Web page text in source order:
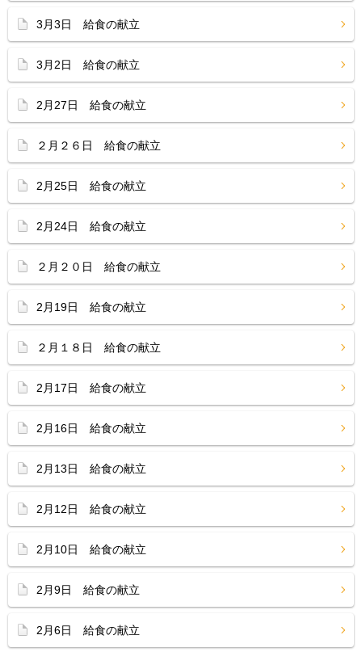
3月3日 給食の献立
3月2日 給食の献立
2月27日 給食の献立
２月２６日 給食の献立
2月25日 給食の献立
2月24日 給食の献立
２月２０日 給食の献立
2月19日 給食の献立
２月１８日 給食の献立
2月17日 給食の献立
2月16日 給食の献立
2月13日 給食の献立
2月12日 給食の献立
2月10日 給食の献立
2月9日 給食の献立
2月6日 給食の献立